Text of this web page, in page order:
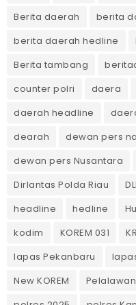
Berita daerah
berita
berita daerah hedline
Berita tambang
counter polri
daera
daerah headline
dearah
dewan pers
dewan pers Nusantara
Dirlantas Polda Riau
headline
hedline
kodim
KOREM 031
lapas Pekanbaru
New KOREM
Pelalawan